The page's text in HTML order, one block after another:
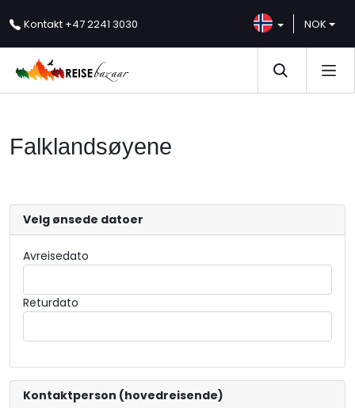
Kontakt +47 2241 3030 NOK
Falklandsøyene
Velg ønsede datoer
Avreisedato
Returdato
Kontaktperson (hovedreisende)